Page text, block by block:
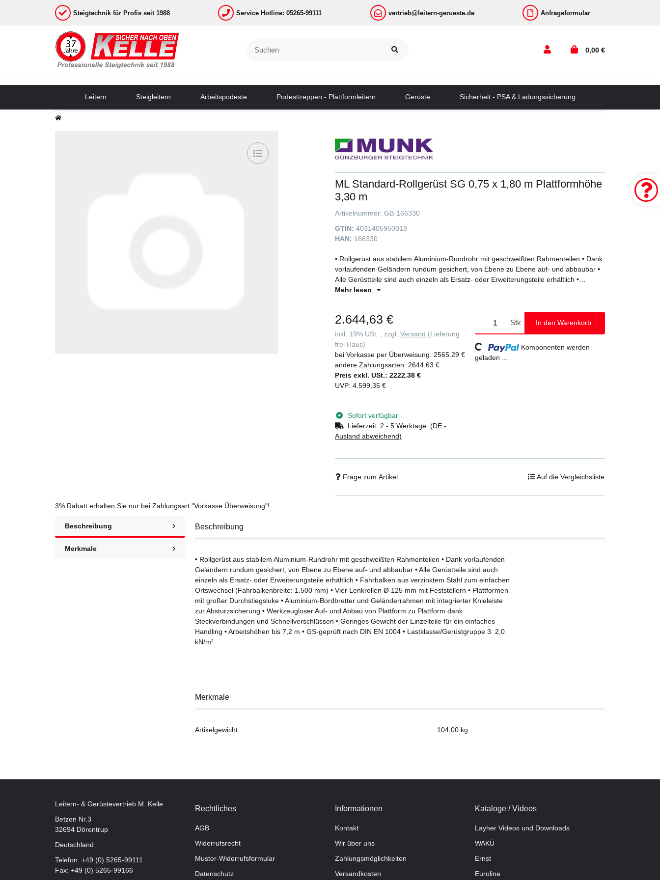
Steigtechnik für Profis seit 1988 Service Hotline: 05265-99111 vertrieb@leitern-gerueste.de Anfrageformular
0,00 €
Leitern Steigleitern Arbeitspodeste Podesttreppen - Plattformleitern Gerüste Sicherheit - PSA & Ladungssicherung
ML Standard-Rollgerüst SG 0,75 x 1,80 m Plattformhöhe
3,30 m
Artikelnummer: GB-166330
GTIN: 4031405950818
HAN: 166330
• Rollgerüst aus stabilem Aluminium-Rundrohr mit geschweißten Rahmenteilen • Dank
vorlaufenden Geländern rundum gesichert, von Ebene zu Ebene auf- und abbaubar •
Alle Gerüstteile sind auch einzeln als Ersatz- oder Erweiterungsteile erhältlich •
Fahrbalken aus verzinktem Stahl zum einfachen Ortswechsel (Fahrbalkenbreite: 1.500
Durchstiegsluke • Aluminium-Bordbretter und Geländerrahmen mit integrierter
Knieleiste zur Absturzsicherung • Werkzeugloser Auf- und Abbau von Plattform zu
Plattform dank Steckverbindungen und Schnellverschlüssen • Geringes Gewicht der
Einzelteile für ein einfaches Handling • Arbeitshöhen bis 7,2 m • GS-geprüft nach DIN
EN 1004 • Lastklasse/Gerüstgruppe 3: 2,0 kN/m²
Mehr lesen
2.644,63 €
inkl. 19% USt. , zzgl. Versand (Lieferung
frei Haus)
bei Vorkasse per Überweisung: 2565.29 €
andere Zahlungsarten: 2644.63 €
Preis exkl. USt.: 2222.38 €
UVP: 4.599,35 €
Sofort verfügbar
Lieferzeit: 2 - 5 Werktage (DE -
Ausland abweichend)
Stk In den Warenkorb
Loading...
Komponenten werden
geladen ...
Frage zum Artikel Auf die Vergleichsliste
3% Rabatt erhalten Sie nur bei Zahlungsart "Vorkasse Überweisung"!
Beschreibung
Merkmale
Beschreibung
• Rollgerüst aus stabilem Aluminium-Rundrohr mit geschweißten Rahmenteilen • Dank vorlaufenden
Geländern rundum gesichert, von Ebene zu Ebene auf- und abbaubar • Alle Gerüstteile sind auch
einzeln als Ersatz- oder Erweiterungsteile erhältlich • Fahrbalken aus verzinktem Stahl zum einfachen
Ortswechsel (Fahrbalkenbreite: 1.500 mm) • Vier Lenkrollen Ø 125 mm mit Feststellern • Plattformen
mit großer Durchstiegsluke • Aluminium-Bordbretter und Geländerrahmen mit integrierter Knieleiste
zur Absturzsicherung • Werkzeugloser Auf- und Abbau von Plattform zu Plattform dank
Steckverbindungen und Schnellverschlüssen • Geringes Gewicht der Einzelteile für ein einfaches
Handling • Arbeitshöhen bis 7,2 m • GS-geprüft nach DIN EN 1004 • Lastklasse/Gerüstgruppe 3: 2,0
kN/m²
Merkmale
Artikelgewicht: 104,00 kg
Leitern- & Gerüstevertrieb M. Kelle
Betzen Nr.3
32694 Dörentrup
Deutschland
Telefon: +49 (0) 5265-99111
Fax: +49 (0) 5265-99166
Rechtliches
AGB
Widerrufsrecht
Muster-Widerrufsformular
Datenschutz
Informationen
Kontakt
Wir über uns
Zahlungsmöglichkeiten
Versandkosten
Kataloge / Videos
Layher Videos und Downloads
WAKÜ
Ernst
Euroline